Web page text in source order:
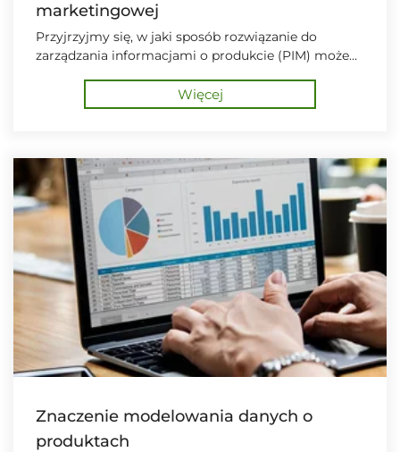
marketingowej
Przyjrzyjmy się, w jaki sposób rozwiązanie do
zarządzania informacjami o produkcie (PIM) może
Więcej
Znaczenie modelowania danych o
produktach